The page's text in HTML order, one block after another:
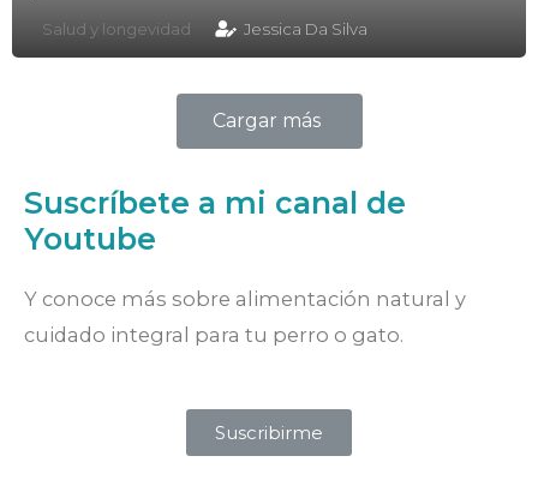
Salud y longevidad Jessica Da Silva
Cargar más
Suscríbete a mi canal de
Youtube
Y conoce más sobre alimentación natural y
cuidado integral para tu perro o gato.
Suscribirme